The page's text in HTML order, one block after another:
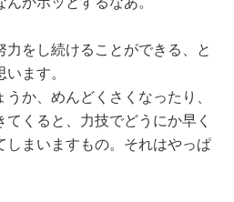
力をし続けることができる、と
ます。
か、めんどくさくなったり、
くると、力技でどうにか早く
まいますもの。それはやっぱ